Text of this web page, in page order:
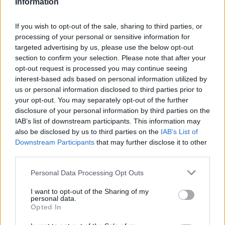
Information
If you wish to opt-out of the sale, sharing to third parties, or
processing of your personal or sensitive information for
targeted advertising by us, please use the below opt-out
section to confirm your selection. Please note that after your
opt-out request is processed you may continue seeing
interest-based ads based on personal information utilized by
us or personal information disclosed to third parties prior to
your opt-out. You may separately opt-out of the further
disclosure of your personal information by third parties on the
IAB’s list of downstream participants. This information may
also be disclosed by us to third parties on the IAB’s List of
Downstream Participants that may further disclose it to other
Personal Data Processing Opt Outs
I want to opt-out of the Sharing of my
personal data.
Opted In
Loppemarked i Fjordbyen
Traditionen tro forvandles Fjordbyen den anden
lørdag i august til et stort og hyggeligt
loppemarked.
Her kan du købe andres guld fra gemmerne, og du
kan også sælge dit eget.
genstande efterfølgende fjernes fra Fjordbyen, og
Læs mere om regler og information om opstilling
af boder
her
Vis mere
Del artikel